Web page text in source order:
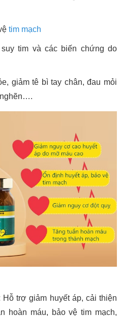
tim mạch
tim và các biến chứng do
giảm tê bì tay chân, đau mỏi
nghẽn….
trợ giảm huyết áp, cải thiện
hoàn máu, bảo vệ tim mạch,